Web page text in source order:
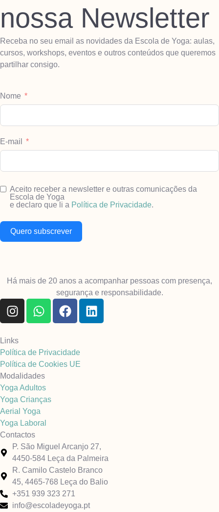
nossa Newsletter
Receba no seu email as novidades da Escola de Yoga: aulas,
cursos, workshops, eventos e outros conteúdos que queremos
partilhar consigo.
Nome
E-mail
Aceito receber a newsletter e outras comunicações da
Escola de Yoga
e declaro que li a Política de Privacidade.
Quero subscrever
Há mais de 20 anos a acompanhar pessoas com presença,
segurança e responsabilidade.
Links
Política de Privacidade
Política de Cookies UE
Modalidades
Yoga Adultos
Yoga Crianças
Aerial Yoga
Yoga Laboral
Contactos
P. São Miguel Arcanjo 27,
4450-584 Leça da Palmeira
R. Camilo Castelo Branco
45, 4465-768 Leça do Balio
+351 939 323 271
info@escoladeyoga.pt